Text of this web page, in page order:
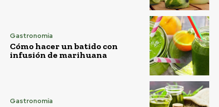
Gastronomía
Cómo hacer un batido con
infusión de marihuana
Gastronomía